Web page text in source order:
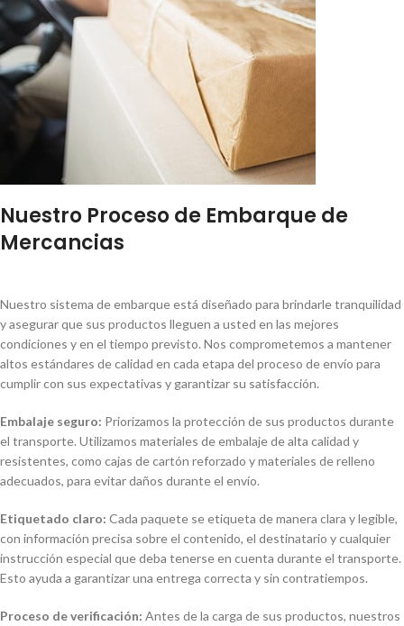
Nuestro Proceso de Embarque de
Mercancias
Nuestro sistema de embarque está diseñado para brindarle tranquilidad
y asegurar que sus productos lleguen a usted en las mejores
condiciones y en el tiempo previsto. Nos comprometemos a mantener
altos estándares de calidad en cada etapa del proceso de envío para
cumplir con sus expectativas y garantizar su satisfacción.
Embalaje seguro: Priorizamos la protección de sus productos durante
el transporte. Utilizamos materiales de embalaje de alta calidad y
resistentes, como cajas de cartón reforzado y materiales de relleno
adecuados, para evitar daños durante el envío.
Etiquetado claro: Cada paquete se etiqueta de manera clara y legible,
con información precisa sobre el contenido, el destinatario y cualquier
instrucción especial que deba tenerse en cuenta durante el transporte.
Esto ayuda a garantizar una entrega correcta y sin contratiempos.
Proceso de verificación: Antes de la carga de sus productos, nuestros